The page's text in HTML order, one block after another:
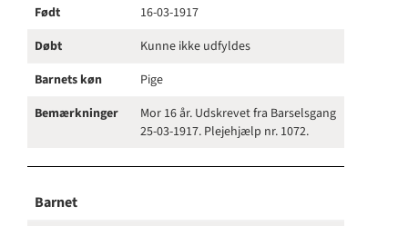
Født
16-03-1917
Døbt
Kunne ikke udfyldes
Barnets køn
Pige
Bemærkninger
Mor 16 år. Udskrevet fra Barselsgang
25-03-1917. Plejehjælp nr. 1072.
Barnet